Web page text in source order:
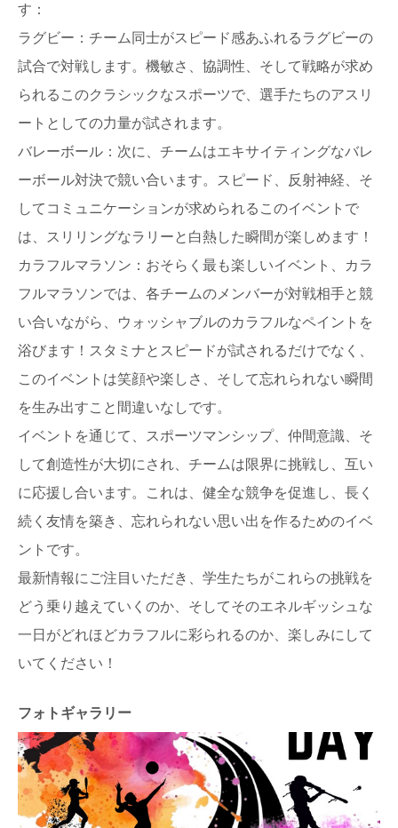
す：
ラグビー：チーム同士がスピード感あふれるラグビーの
試合で対戦します。機敏さ、協調性、そして戦略が求め
られるこのクラシックなスポーツで、選手たちのアスリ
ートとしての力量が試されます。
バレーボール：次に、チームはエキサイティングなバレ
ーボール対決で競い合います。スピード、反射神経、そ
してコミュニケーションが求められるこのイベントで
は、スリリングなラリーと白熱した瞬間が楽しめます！
カラフルマラソン：おそらく最も楽しいイベント、カラ
フルマラソンでは、各チームのメンバーが対戦相手と競
い合いながら、ウォッシャブルのカラフルなペイントを
浴びます！スタミナとスピードが試されるだけでなく、
このイベントは笑顔や楽しさ、そして忘れられない瞬間
を生み出すこと間違いなしです。
イベントを通じて、スポーツマンシップ、仲間意識、そ
して創造性が大切にされ、チームは限界に挑戦し、互い
に応援し合います。これは、健全な競争を促進し、長く
続く友情を築き、忘れられない思い出を作るためのイベ
ントです。
最新情報にご注目いただき、学生たちがこれらの挑戦を
どう乗り越えていくのか、そしてそのエネルギッシュな
一日がどれほどカラフルに彩られるのか、楽しみにして
いてください！
フォトギャラリー